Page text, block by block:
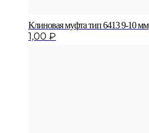
Клиновая муфта тип 6413 9-10 мм
1,00 ₽